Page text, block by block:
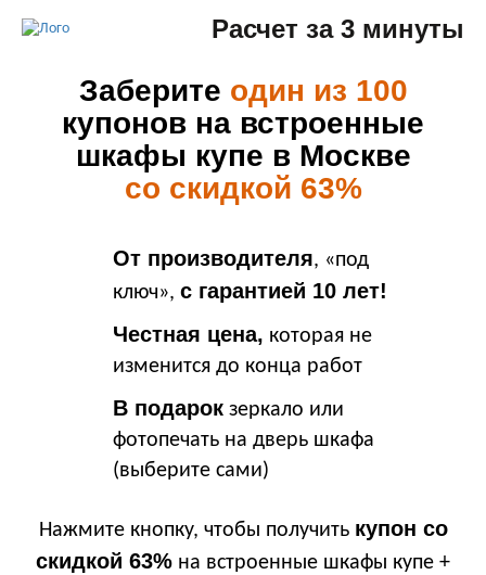
Расчет за 3 минуты
Заберите один из 100
купонов на встроенные
шкафы купе в Москве
со скидкой 63%
От производителя, «под
ключ», с гарантией 10 лет!
Честная цена, которая не
изменится до конца работ
В подарок зеркало или
фотопечать на дверь шкафа
(выберите сами)
Нажмите кнопку, чтобы получить купон со
скидкой 63% на встроенные шкафы купе +